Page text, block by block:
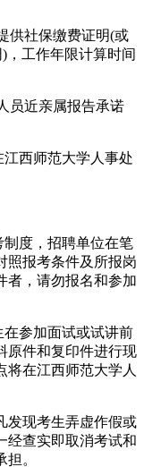
社保缴费证明(或
，工作年限计算时间
近亲属报告承诺
西师范大学人事处
度，招聘单位在笔
照报考条件及所报岗
者，请勿报名和参加
参加面试或试讲前
原件和复印件进行现
将在江西师范大学人
现考生弄虚作假或
经查实即取消考试和
。